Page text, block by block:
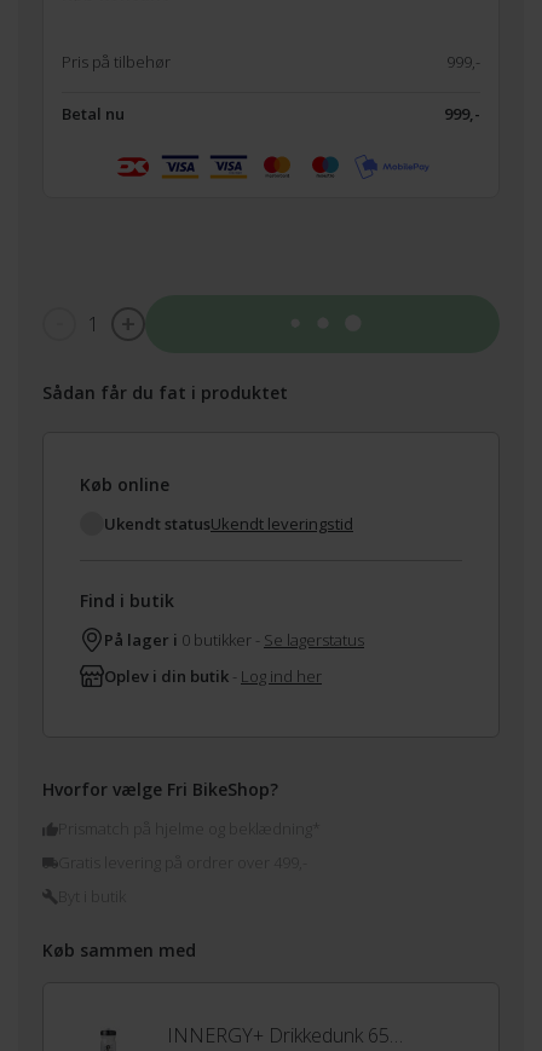
Pris på tilbehør 999,-
Betal nu 999,-
1
Sådan får du fat i produktet
Køb online
Ukendt statusUkendt leveringstid
Find i butik
På lager i 0 butikker - Se lagerstatus
Oplev i din butik - Log ind her
Hvorfor vælge Fri BikeShop?
Prismatch på hjelme og beklædning*
Køb sammen med
INNERGY+ Drikkedunk 650ml